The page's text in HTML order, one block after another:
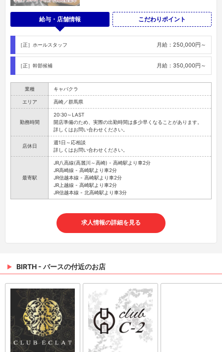
給与・店舗情報 こだわりポイント
［正］ホールスタッフ 月給：250,000円～
［正］幹部候補 月給：350,000円～
業種 キャバクラ
エリア 高崎／群馬県
勤務時間
20:30～LAST
開店準備のため、実際の出勤時間は多少早くなることがあります。
詳しくはお問い合わせください。
店休日
週1日～応相談
詳しくはお問い合わせください。
最寄駅
JR八高線(高麗川～高崎) - 高崎駅より車2分
JR高崎線 - 高崎駅より車2分
JR信越本線 - 高崎駅より車2分
JR上越線 - 高崎駅より車2分
JR信越本線 - 北高崎駅より車3分
求人情報の詳細を見る
BIRTH - バースの付近のお店